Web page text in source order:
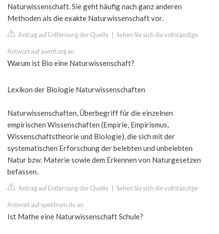
Naturwissenschaft. Sie geht häufig nach ganz anderen
Methoden als die exakte Naturwissenschaft vor.
Antrag auf Entfernung der Quelle Sehen Sie sich die vollständige
Antwort auf awmf.org an
Warum ist Bio eine Naturwissenschaft?
Lexikon der Biologie Naturwissenschaften
Naturwissenschaften, Überbegriff für die einzelnen
empirischen Wissenschaften (Empirie, Empirismus,
Wissenschaftstheorie und Biologie), die sich mit der
systematischen Erforschung der belebten und unbelebten
Natur bzw. Materie sowie dem Erkennen von Naturgesetzen
befassen.
Antrag auf Entfernung der Quelle Sehen Sie sich die vollständige
Antwort auf spektrum.de an
Ist Mathe eine Naturwissenschaft Schule?